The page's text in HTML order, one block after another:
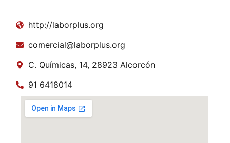
http://laborplus.org
comercial@laborplus.org
C. Químicas, 14, 28923 Alcorcón
91 6418014